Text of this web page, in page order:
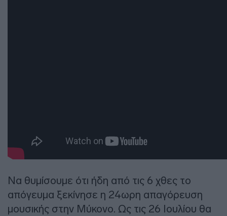
Να θυμίσουμε ότι ήδη από τις 6 χθες το
απόγευμα ξεκίνησε η 24ωρη απαγόρευση
μουσικής στην Μύκονο. Ως τις 26 Ιουλίου θα